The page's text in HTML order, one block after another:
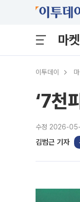
마켓
이투데이
‘7천
수정 2026-
김범근 기자